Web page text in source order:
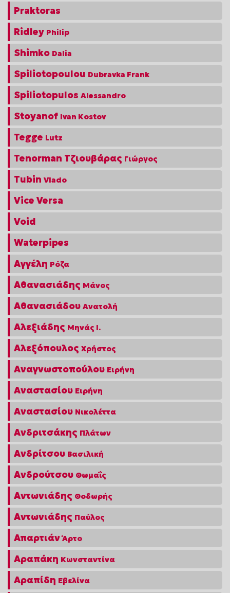
Praktoras
Ridley Philip
Shimko Dalia
Spiliotopoulou Dubravka Frank
Spiliotopulos Alessandro
Stoyanof Ivan Kostov
Tegge Lutz
Tenorman Τζιουβάρας Γιώργος
Tubin Vlado
Vice Versa
Void
Waterpipes
Αγγέλη Ρόζα
Αθανασιάδης Μάνος
Αθανασιάδου Ανατολή
Αλεξιάδης Μηνάς Ι.
Αλεξόπουλος Χρήστος
Αναγνωστοπούλου Ειρήνη
Αναστασίου Ειρήνη
Αναστασίου Νικολέττα
Ανδριτσάκης Πλάτων
Ανδρίτσου Βασιλική
Ανδρούτσου Θωμαΐς
Αντωνιάδης Θοδωρής
Αντωνιάδης Παύλος
Απαρτιάν Άρτο
Αραπάκη Κωνσταντίνα
Αραπίδη Εβελίνα